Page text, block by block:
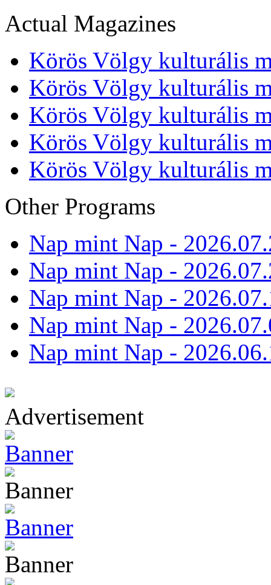
Actual Magazines
Körös Völgy kulturális
Körös Völgy kulturális
Körös Völgy kulturális
Körös Völgy kulturális
Körös Völgy kulturális
Other Programs
Nap mint Nap -
Nap mint Nap -
Nap mint Nap -
Nap mint Nap -
Nap mint Nap -
Advertisement